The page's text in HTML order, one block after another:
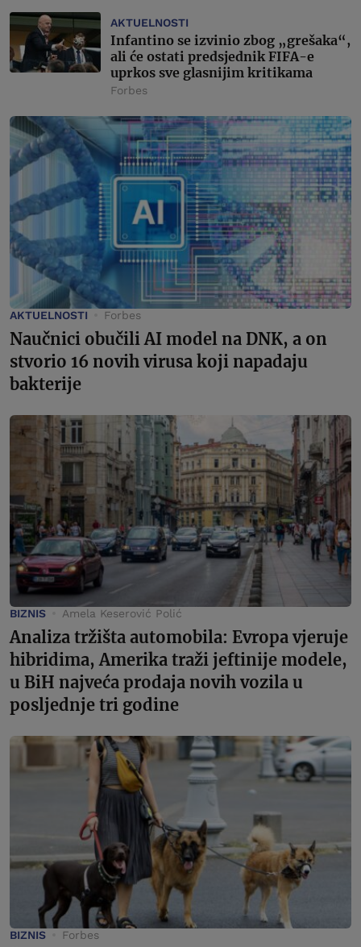
AKTUELNOSTI
Infantino se izvinio zbog „grešaka“,
ali će ostati predsjednik FIFA-e
uprkos sve glasnijim kritikama
Forbes
AKTUELNOSTI Forbes
Naučnici obučili AI model na DNK, a on
stvorio 16 novih virusa koji napadaju
bakterije
BIZNIS Amela Keserović Polić
Analiza tržišta automobila: Evropa vjeruje
hibridima, Amerika traži jeftinije modele,
u BiH najveća prodaja novih vozila u
posljednje tri godine
BIZNIS Forbes